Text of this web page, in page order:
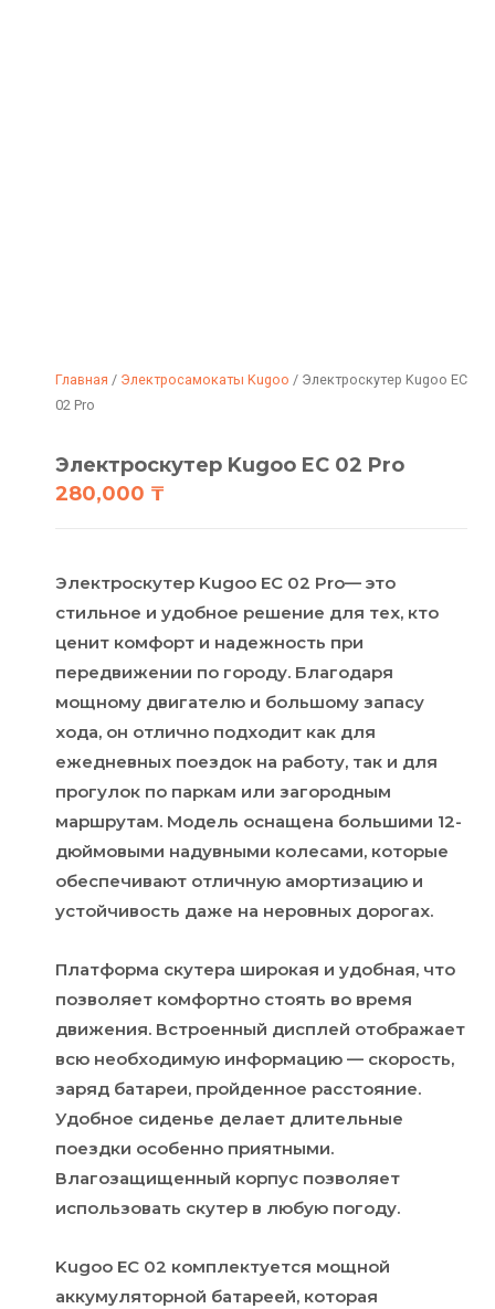
Главная / Электросамокаты Kugoo / Электроскутер Kugoo EC
02 Pro
Электроскутер Kugoo EC 02 Pro
280,000 ₸
Электроскутер Kugoo EC 02 Pro— это
стильное и удобное решение для тех, кто
ценит комфорт и надежность при
передвижении по городу. Благодаря
мощному двигателю и большому запасу
хода, он отлично подходит как для
ежедневных поездок на работу, так и для
прогулок по паркам или загородным
маршрутам. Модель оснащена большими 12-
дюймовыми надувными колесами, которые
обеспечивают отличную амортизацию и
устойчивость даже на неровных дорогах.
Платформа скутера широкая и удобная, что
позволяет комфортно стоять во время
движения. Встроенный дисплей отображает
всю необходимую информацию — скорость,
заряд батареи, пройденное расстояние.
Удобное сиденье делает длительные
поездки особенно приятными.
Влагозащищенный корпус позволяет
использовать скутер в любую погоду.
Kugoo EC 02 комплектуется мощной
аккумуляторной батареей, которая